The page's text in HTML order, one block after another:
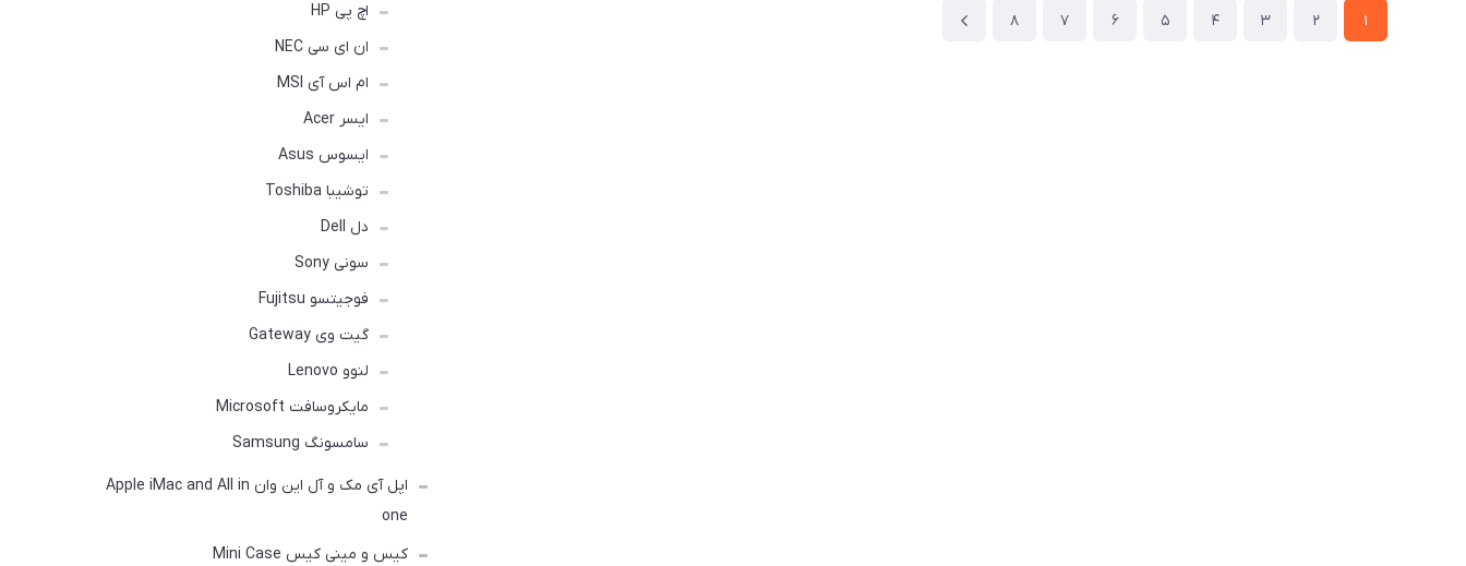
1
2
3
4
5
6
7
8
اچ پی HP
ان ای سی NEC
ام اس آی MSI
ایسر Acer
ایسوس Asus
توشیبا Toshiba
دل Dell
سونی Sony
فوجیتسو Fujitsu
گیت وی Gateway
لنوو Lenovo
مایکروسافت Microsoft
سامسونگ Samsung
اپل آی مک و آل این وان Apple iMac and All in
one
کیس و مینی کیس Mini Case